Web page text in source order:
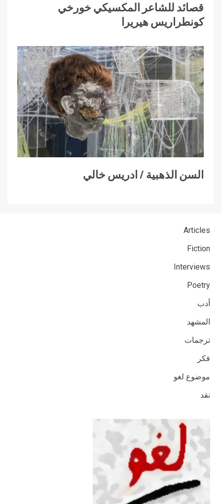
قصائد للشاعر المكسيكي خورخي
كونطراريس هيريرا
السن الذهبية / ادريس خالي
Articles
Fiction
Interviews
Poetry
أدب
المشهد
ترجمات
فكر
موضوع لغو
نقد